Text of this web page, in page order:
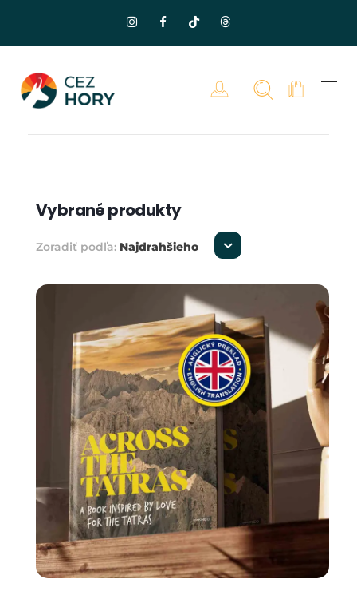
Vybrané produkty
Zoradiť podľa: Najdrahšieho